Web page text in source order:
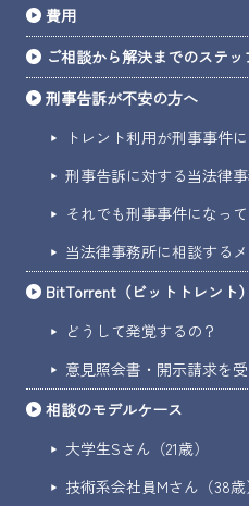
費用
ご相談から解決までのステッ
刑事告訴が不安の方へ
トレント利用が刑事事件
刑事告訴に対する当法律
それでも刑事事件になっ
当法律事務所に相談する
BitTorrent（ビットトレント
どうして発覚するの？
意見照会書・開示請求を
相談のモデルケース
大学生Sさん（21歳）
技術系会社員Mさん（38歳